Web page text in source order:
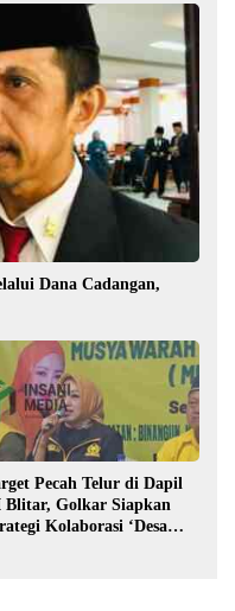
Dana Cadangan,
Pecah Telur di Dapil
Blitar, Golkar Siapkan
Kolaborasi ‘Desa